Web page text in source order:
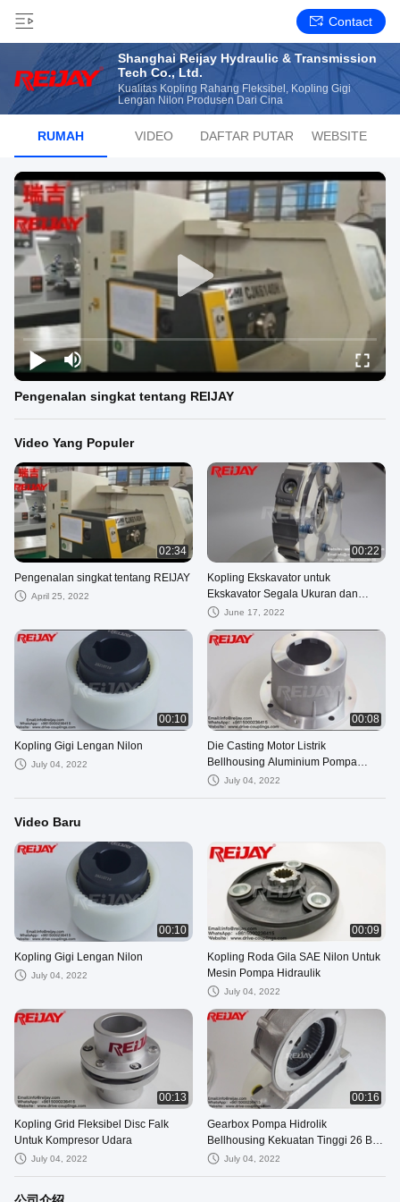
Contact
Shanghai Reijay Hydraulic & Transmission
Tech Co., Ltd.
Kualitas Kopling Rahang Fleksibel, Kopling Gigi
Lengan Nilon Produsen Dari Cina
RUMAH VIDEO DAFTAR PUTAR WEBSITE
Pengenalan singkat tentang REIJAY
Video Yang Populer
02:34
Pengenalan singkat tentang REIJAY
April 25, 2022
00:22
Kopling Ekskavator untuk
Ekskavator Segala Ukuran dan
ModelJune 17, 2022
00:10
Kopling Gigi Lengan Nilon
July 04, 2022
00:08
Die Casting Motor Listrik
Bellhousing Aluminium Pompa
Hidrolik Bell Housing
July 04, 2022
Video Baru
00:10
Kopling Gigi Lengan Nilon
July 04, 2022
00:09
Kopling Roda Gila SAE Nilon Untuk
Mesin Pompa Hidraulik
July 04, 2022
00:13
Kopling Grid Fleksibel Disc Falk
Untuk Kompresor Udara
July 04, 2022
00:16
Gearbox Pompa Hidrolik
Bellhousing Kekuatan Tinggi 26 Bar
Dengan Pendingin
July 04, 2022